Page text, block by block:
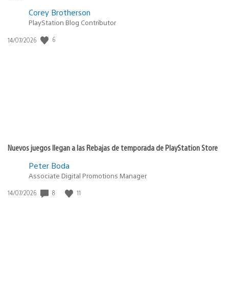
Corey Brotherson
PlayStation Blog Contributor
Fecha
14/07/2026 6
Nuevos juegos llegan a las Rebajas de temporada de PlayStation Store
Peter Boda
Associate Digital Promotions Manager
Fecha
14/07/2026 8 11